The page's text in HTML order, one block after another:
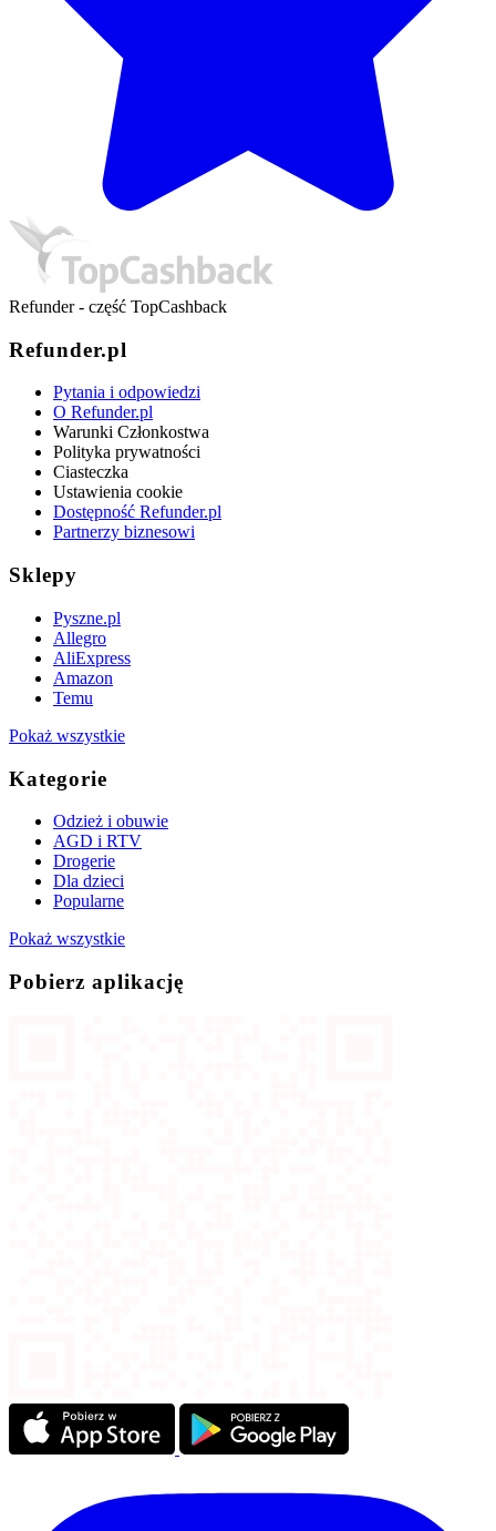
Refunder - część TopCashback
Refunder.pl
Pytania i odpowiedzi
O Refunder.pl
Warunki Członkostwa
Polityka prywatności
Ciasteczka
Ustawienia cookie
Dostępność Refunder.pl
Partnerzy biznesowi
Sklepy
Pyszne.pl
Allegro
AliExpress
Amazon
Temu
Pokaż wszystkie
Kategorie
Odzież i obuwie
AGD i RTV
Drogerie
Dla dzieci
Popularne
Pokaż wszystkie
Pobierz aplikację